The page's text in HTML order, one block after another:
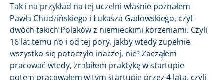
Tak i na przykład na tej uczelni właśnie poznałem
Pawła Chudzińskiego i Łukasza Gadowskiego, czyli
dwóch takich Polaków z niemieckimi korzeniami. Czyli
16 lat temu no i od tej pory, jakby wtedy zupełnie
wszystko się potoczyło inaczej, nie? Zacząłem
pracować wtedy, zrobiłem praktykę w startupie
potem pracowałem w tym startupie przez 4 lata, czyli